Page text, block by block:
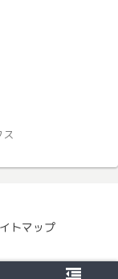
ス
トマップ